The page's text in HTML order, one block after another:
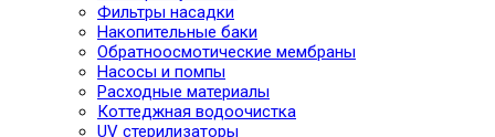
Фильтры насадки
Накопительные баки
Обратноосмотические мембраны
Насосы и помпы
Расходные материалы
Коттеджная водоочистка
UV стерилизаторы